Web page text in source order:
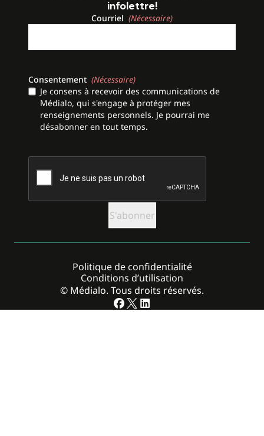
infolettre!
Courriel (Nécessaire)
Consentement (Nécessaire)
Je consens à recevoir des communications de
Médialo, qui s'engage à protéger mes
renseignements personnels. Je pourrai me
désabonner en tout temps.
© Médialo. Tous droits réservés.
Politique de confidentialité
Conditions d’utilisation